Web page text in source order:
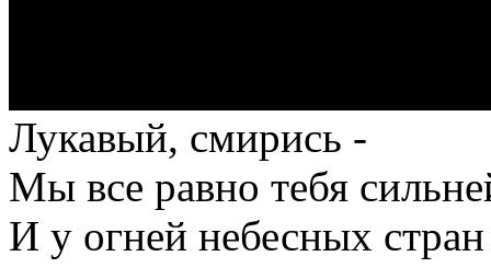
Лукавый, смирись -
Мы все равно тебя
И у огней небесных стран